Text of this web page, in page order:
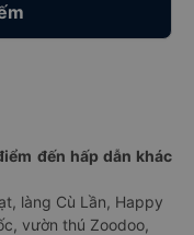
đến hấp dẫn khác
làng Cù Lần, Happy
vườn thú Zoodoo,